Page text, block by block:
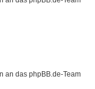
an das phpBB.de-Team